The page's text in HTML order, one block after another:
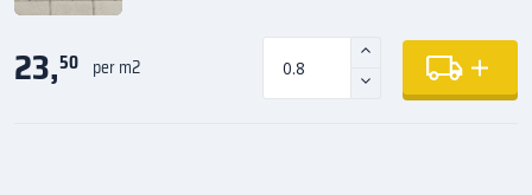
23,50 per m2